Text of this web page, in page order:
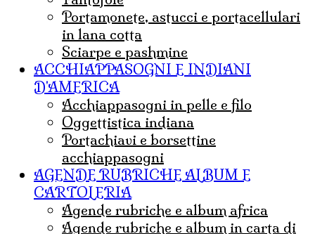
portamonete, astucci e portacellulari
in lana cotta
sciarpe e pashmine
ACCHIAPPASOGNI E INDIANI
D'AMERICA
acchiappasogni in pelle e filo
Oggettistica indiana
Portachiavi e borsettine
acchiappasogni
AGENDE RUBRICHE ALBUM E
CARTOLERIA
agende rubriche e album africa
agende rubriche e album in carta di